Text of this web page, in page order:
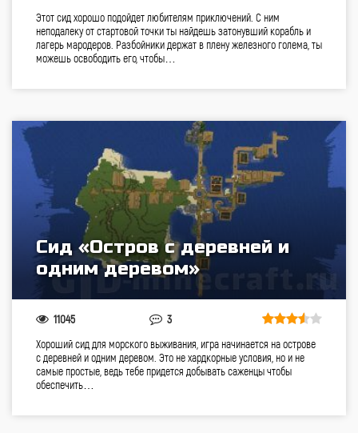
Этот сид хорошо подойдет любителям приключений. С ним
неподалеку от стартовой точки ты найдешь затонувший корабль и
лагерь мародеров. Разбойники держат в плену железного голема, ты
можешь освободить его, чтобы…
Сид «Остров с деревней и
одним деревом»
11045 3
Хороший сид для морского выживания, игра начинается на острове
с деревней и одним деревом. Это не хардкорные условия, но и не
самые простые, ведь тебе придется добывать саженцы чтобы
обеспечить…